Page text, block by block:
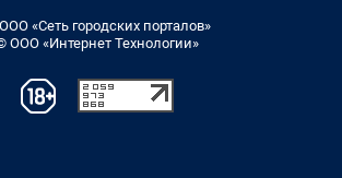
«Сеть городских порталов»
ООО «Интернет Технологии»